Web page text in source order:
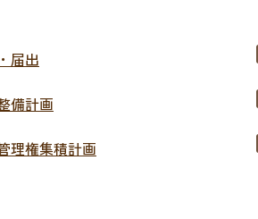
届出
備計画
理権集積計画